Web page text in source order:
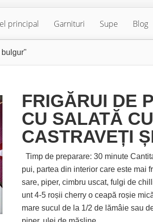
principal Garnituri Supe Blog
bulgur"
FRIGĂRUI DE
CU SALATĂ
CASTRAVEȚI
Timp de preparare: 30 minute
pui, partea din interior care este mai
sare, piper, cimbru uscat, fulgi de
unt 4-5 roșii cherry o ceapă roșie
mare sucul de la 1/2 de lămâie sau